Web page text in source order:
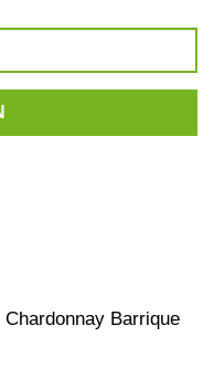
Barrique
Region gar nicht